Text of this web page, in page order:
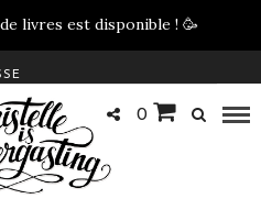
livres est disponible ! 🥳
0